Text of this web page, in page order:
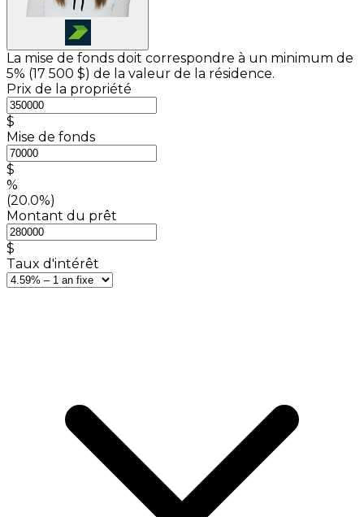
La mise de fonds doit correspondre à un minimum de
5% (17 500 $) de la valeur de la résidence.
Prix de la propriété
$
Mise de fonds
$
%
(20.0%)
Montant du prêt
$
Taux d'intérêt